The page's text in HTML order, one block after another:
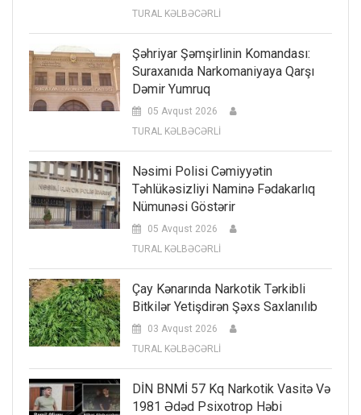
TURAL KƏLBƏCƏRLİ
Şəhriyar Şəmşirlinin Komandası:
Suraxanıda Narkomaniyaya Qarşı
Dəmir Yumruq
05 Avqust 2026
TURAL KƏLBƏCƏRLİ
Nəsimi Polisi Cəmiyyətin
Təhlükəsizliyi Naminə Fədakarlıq
Nümunəsi Göstərir
05 Avqust 2026
TURAL KƏLBƏCƏRLİ
Çay Kənarında Narkotik Tərkibli
Bitkilər Yetişdirən Şəxs Saxlanılıb
03 Avqust 2026
TURAL KƏLBƏCƏRLİ
DİN BNMİ 57 Kq Narkotik Vasitə Və
1981 Ədəd Psixotrop Həbi